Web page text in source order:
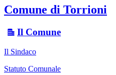
Comune di Torrioni
Il Comune
Il Sindaco
Statuto Comunale